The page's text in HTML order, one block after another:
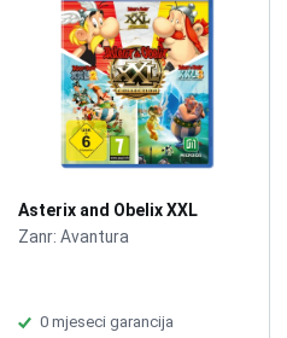
Asterix and Obelix XXL
Collection /PS5
Zanr: Avantura
0 mjeseci garancija